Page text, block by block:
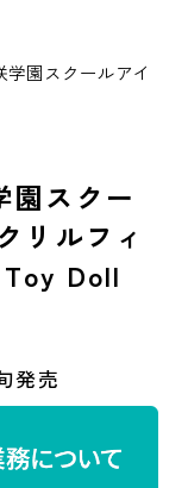
園スクールアイ
園スクー
リルフィ
Doll
発売